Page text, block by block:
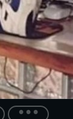
...